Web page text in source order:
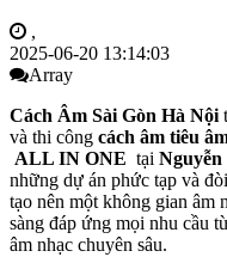
,
2025-06-20 13:14:03
Array
Cách Âm Sài Gòn Hà Nội
và thi công cách âm tiêu
ALL IN ONE tại
những dự án phức tạp và
tạo nên một không gian âm
sàng đáp ứng mọi nhu cầu
âm nhạc chuyên sâu.